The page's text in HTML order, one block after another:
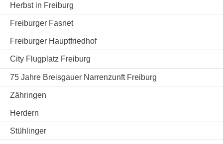
Herbst in Freiburg
Freiburger Fasnet
Freiburger Hauptfriedhof
City Flugplatz Freiburg
75 Jahre Breisgauer Narrenzunft Freiburg
Zähringen
Herdern
Stühlinger